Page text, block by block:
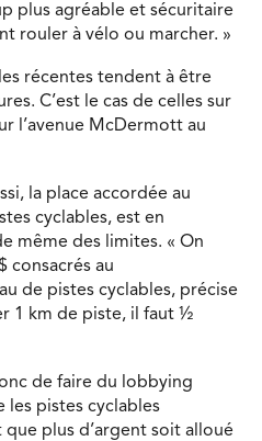
plus agréable et sécuritaire
rouler à vélo ou marcher. »
récentes tendent à être
C’est le cas de celles sur
l’avenue McDermott au
la place accordée au
cyclables, est en
même des limites. « On
consacrés au
de pistes cyclables, précise
km de piste, il faut 1⁄2
de faire du lobbying
les pistes cyclables
plus d’argent soit alloué